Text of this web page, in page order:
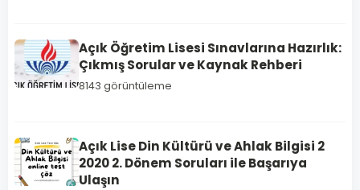
İNGİLİZCE
5
Açık Öğretim Lisesi Sınavlarına Hazırlık:
Çıkmış Sorular ve Kaynak Rehberi
8143 görüntüleme
Açık Lise Din Kültürü ve Ahlak Bilgisi 2
2020 2. Dönem Soruları ile Başarıya
Ulaşın